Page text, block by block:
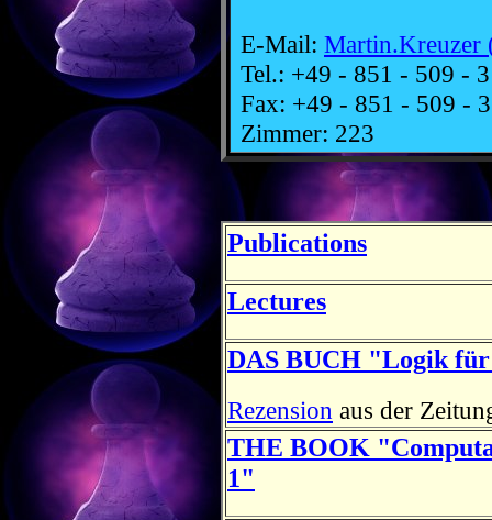
E-Mail: Martin.Kreuzer
Tel.: +49 - 851 - 509 -
Fax: +49 - 851 - 509 -
Zimmer: 223
Publications
Lectures
DAS BUCH "Logik
Rezension aus der
THE BOOK
1"